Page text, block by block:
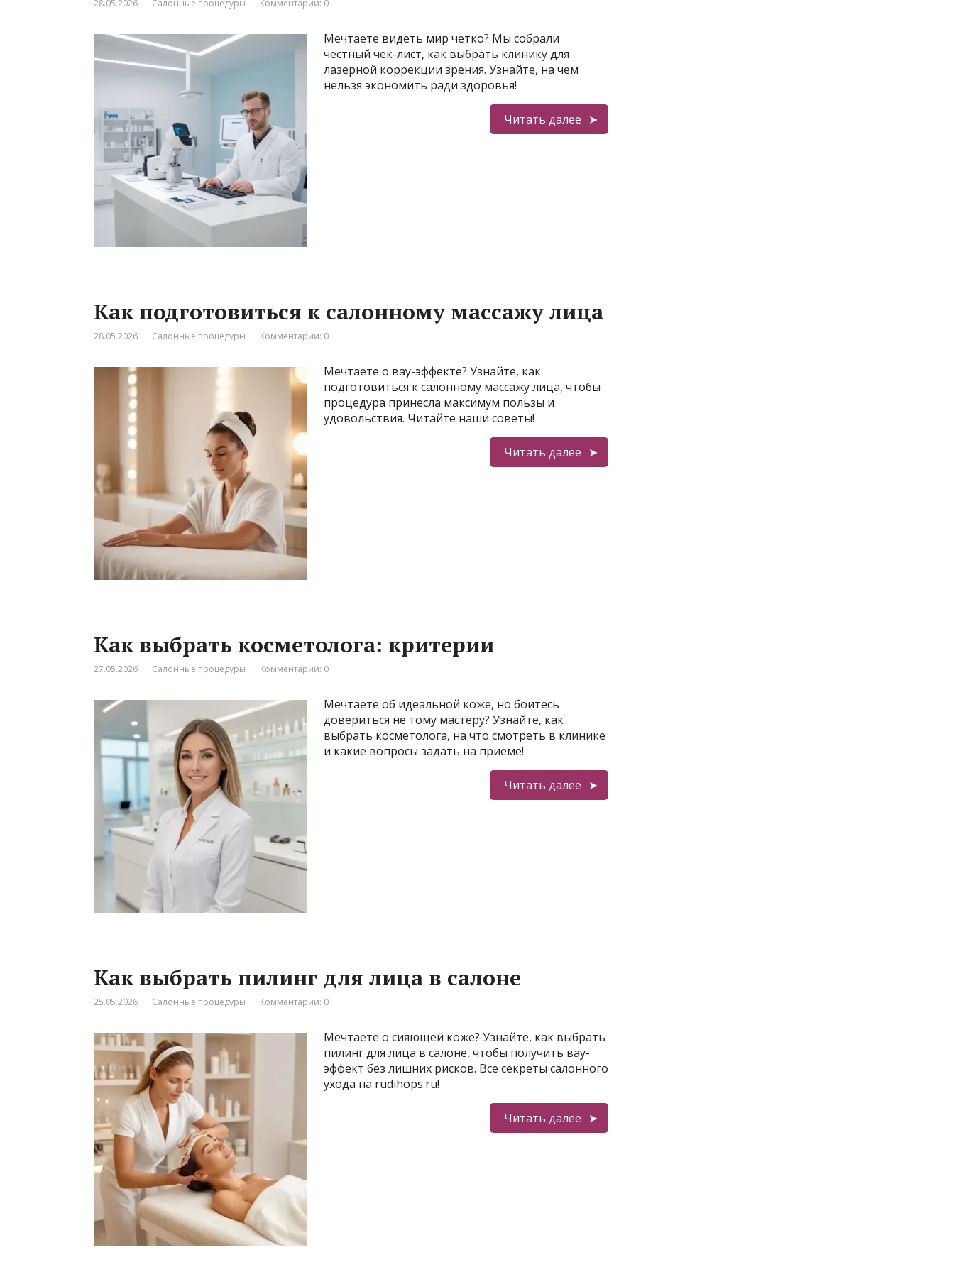
28.05.2026 Салонные процедуры Комментарии: 0
Мечтаете видеть мир четко? Мы собрали
честный чек-лист, как выбрать клинику для
лазерной коррекции зрения. Узнайте, на чем
нельзя экономить ради здоровья!
Читать далее
Как подготовиться к салонному массажу лица
28.05.2026 Салонные процедуры Комментарии: 0
Мечтаете о вау-эффекте? Узнайте, как
подготовиться к салонному массажу лица, чтобы
процедура принесла максимум пользы и
удовольствия. Читайте наши советы!
Читать далее
Как выбрать косметолога: критерии
27.05.2026 Салонные процедуры Комментарии: 0
Мечтаете об идеальной коже, но боитесь
довериться не тому мастеру? Узнайте, как
выбрать косметолога, на что смотреть в клинике
и какие вопросы задать на приеме!
Читать далее
Как выбрать пилинг для лица в салоне
25.05.2026 Салонные процедуры Комментарии: 0
Мечтаете о сияющей коже? Узнайте, как выбрать
пилинг для лица в салоне, чтобы получить вау-
эффект без лишних рисков. Все секреты салонного
ухода на rudihops.ru!
Читать далее